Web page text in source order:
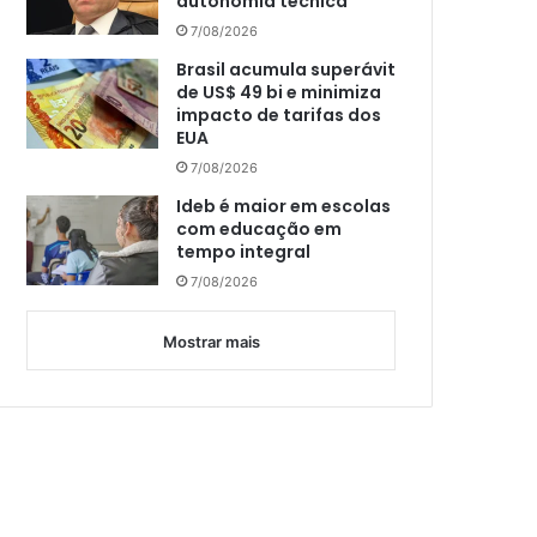
7/08/2026
Brasil acumula superávit
de US$ 49 bi e minimiza
impacto de tarifas dos
EUA
7/08/2026
Ideb é maior em escolas
com educação em
tempo integral
7/08/2026
Mostrar mais